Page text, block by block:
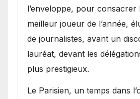
l’enveloppe, pour consacrer
meilleur joueur de l’année,
de journalistes, avant un
lauréat, devant les
plus prestigieux.
Le Parisien, un temps dans